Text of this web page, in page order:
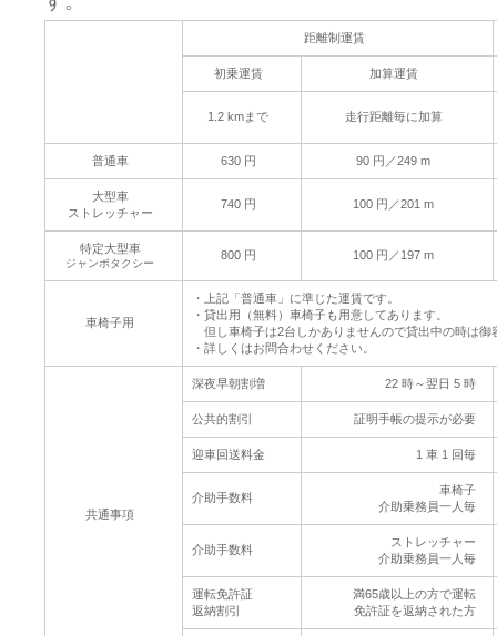
距離制運賃
初乗運賃 加算運賃
1.2 kmまで 走行距離毎に加算
普通車 630 円 90 円／249 m
大型車
ストレッチャー
740 円 100 円／201 m
特定大型車
ジャンボタクシー
800 円 100 円／197 m
車椅子用
・上記「普通車」に準じた運賃です。
・貸出用（無料）車椅子も用意してあります。
但し車椅子は2台しかありませんので貸出中の時は御
・詳しくはお問合わせください。
共通事項
深夜早朝割増 22 時～翌日 5 時
公共的割引 証明手帳の提示が必要
迎車回送料金 1 車 1 回毎
介助手数料
車椅子
介助乗務員一人毎
介助手数料
ストレッチャー
介助乗務員一人毎
運転免許証
返納割引
満65歳以上の方で運転
免許証を返納された方